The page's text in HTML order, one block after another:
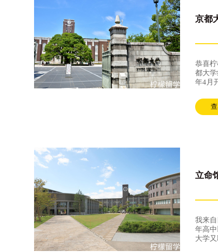
京都
恭喜
都大
年4月
京都
合管
立命
我来
年高
大学